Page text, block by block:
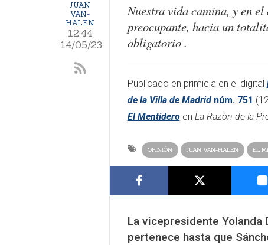
JUAN
VAN-
HALEN
12:44
14/05/23
Nuestra vida camina, y en
preocupante, hacia un
obligatorio .
​​Publicado en primicia en el digital
de la Villa de Madridnúm. 751
El Mentideroen La Razón de la
OPINIÓN JUAN VAN-HALEN EL
La vicepresidente Yolanda
pertenece hasta que